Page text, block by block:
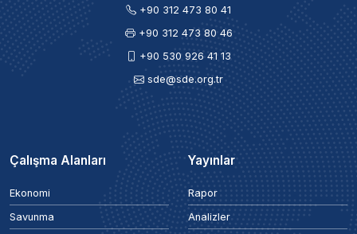
+90 312 473 80 41
+90 312 473 80 46
+90 530 926 41 13
sde@sde.org.tr
Çalışma Alanları
Ekonomi
Savunma
Yayınlar
Rapor
Analizler